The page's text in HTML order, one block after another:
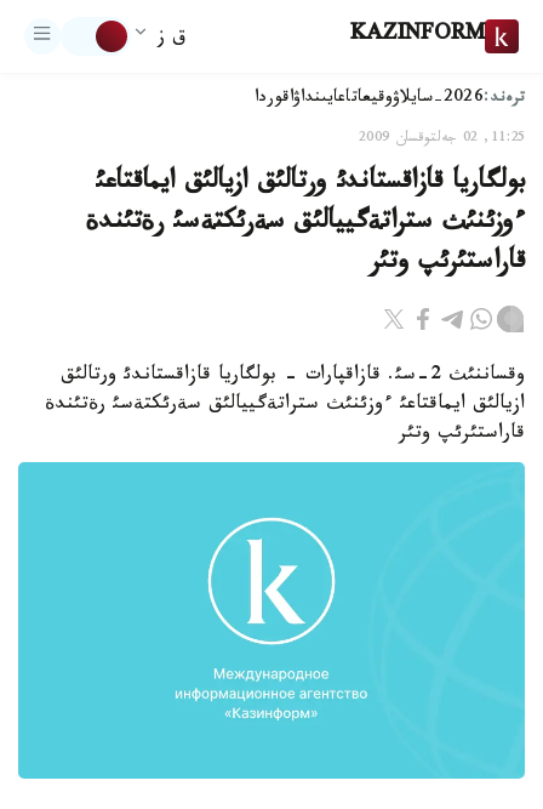
KAZINFORM ق ز
ترەند:2026-سايلاۋ وقيعاتاعايىنداۋاقوردا
11:25, 02 جەلتوقسان 2009
بولگاريا قازاقستاندئ ورتالئق ازيالئق ايماقتاعئ
ءوزئنئث ستراتةگييالئق سةرئكتةسئ رةتئندة
قاراستئرئپ وتئر
وقساننئث 2-سئ. قازاقپارات - بولگاريا قازاقستاندئ ورتالئق
ازيالئق ايماقتاعئ ءوزئنئث ستراتةگييالئق سةرئكتةسئ رةتئندة
قاراستئرئپ وتئر